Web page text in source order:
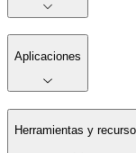
Aplicaciones
Herramientas y